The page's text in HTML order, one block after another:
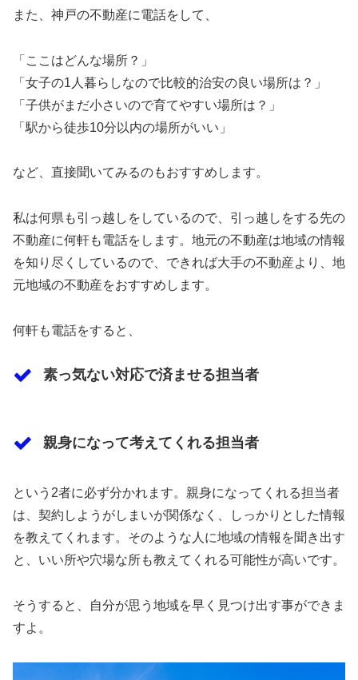
また、神戸の不動産に電話をして、
「ここはどんな場所？」
「女子の1人暮らしなので比較的治安の良い場所は？」
「子供がまだ小さいので育てやすい場所は？」
「駅から徒歩10分以内の場所がいい」
など、直接聞いてみるのもおすすめします。
私は何県も引っ越しをしているので、引っ越しをする先の
不動産に何軒も電話をします。地元の不動産は地域の情報
を知り尽くしているので、できれば大手の不動産より、地
元地域の不動産をおすすめします。
何軒も電話をすると、
素っ気ない対応で済ませる担当者
親身になって考えてくれる担当者
という2者に必ず分かれます。親身になってくれる担当者
は、契約しようがしまいが関係なく、しっかりとした情報
を教えてくれます。そのような人に地域の情報を聞き出す
と、いい所や穴場な所も教えてくれる可能性が高いです。
そうすると、自分が思う地域を早く見つけ出す事ができま
すよ。